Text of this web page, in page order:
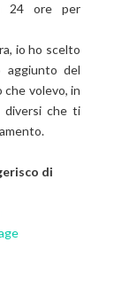
24 ore per
io ho scelto
aggiunto del
volevo, in
diversi che ti
di